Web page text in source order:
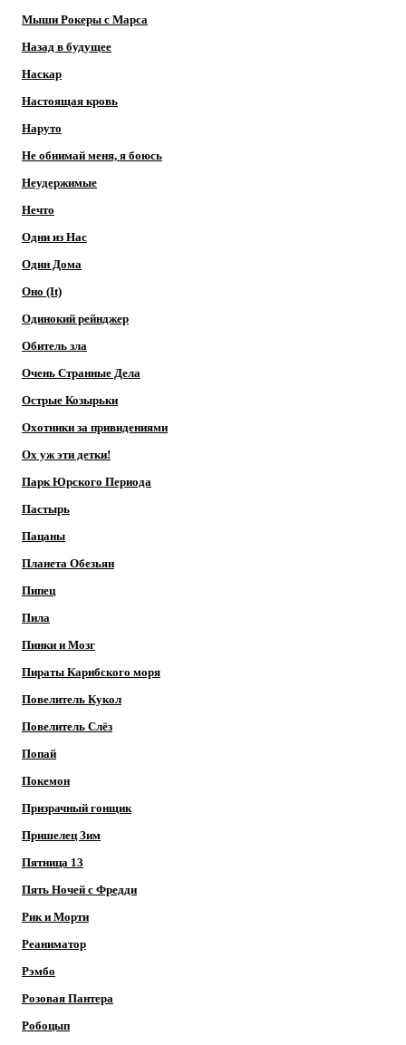
Мыши Рокеры с Марса
Назад в будущее
Наскар
Настоящая кровь
Наруто
Не обнимай меня, я боюсь
Неудержимые
Нечто
Одни из Нас
Один Дома
Оно (It)
Одинокий рейнджер
Обитель зла
Очень Странные Дела
Острые Козырьки
Охотники за привидениями
Ох уж эти детки!
Парк Юрского Периода
Пастырь
Пацаны
Планета Обезьян
Пипец
Пила
Пинки и Мозг
Пираты Карибского моря
Повелитель Кукол
Повелитель Слёз
Попай
Покемон
Призрачный гонщик
Пришелец Зим
Пятница 13
Пять Ночей с Фредди
Рик и Морти
Реаниматор
Рэмбо
Розовая Пантера
Робоцып